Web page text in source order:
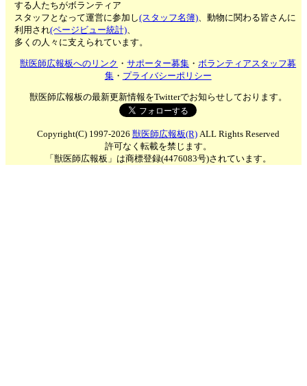
する人たちがボランティア
スタッフとなって運営に参加し(スタッフ名簿)、動物に関わる皆さんに
利用され(ページビュー統計)、
多くの人々に支えられています。
獣医師広報板へのリンク ・サポーター募集 ・ボランティアスタッフ募
集・ プライバシーポリシー
獣医師広報板の最新更新情報をTwitterでお知らせしております。
Copyright(C) 1997-2026 獣医師広報板(R)ALL Rights Reserved
許可なく転載を禁じます。
「獣医師広報板」は商標登録(4476083号)されています。